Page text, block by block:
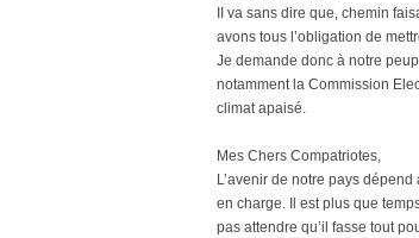
II va sans dire que, chemin
avons tous l’obligation de
Je demande donc à notre
notamment la Commission
climat apaisé.
Mes Chers Compatriotes,
L’avenir de notre pays
en charge. Il est plus que
pas attendre qu’il fasse tout